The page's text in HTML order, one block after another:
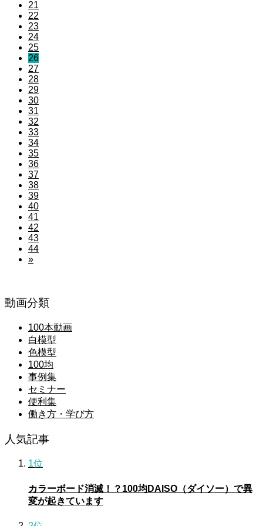
21
22
23
24
25
26
27
28
29
30
31
32
33
34
35
36
37
38
39
40
41
42
43
44
»
動画分類
100本動画
白模型
色模型
100均
事例集
セミナー
便利集
働き方・学び方
人気記事
1位
カラーボード消滅！？100均DAISO（ダイソー）で異
変が起きています